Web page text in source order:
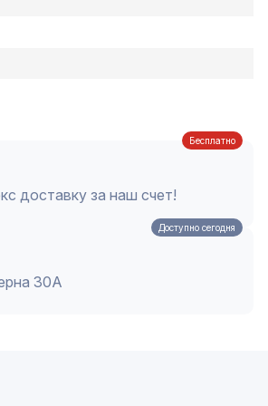
Бесплатно
доставку за наш счет!
Доступно сегодня
30А